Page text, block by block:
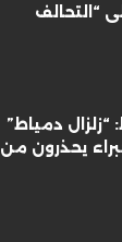
“التحالف
“زلزال دمياط”
يحذرون من